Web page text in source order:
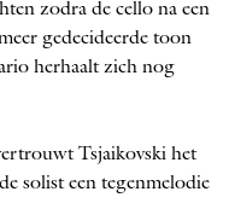
zodra de cello na een
gedecideerde toon
herhaalt zich nog
Tsjaikovski het
solist een tegenmelodie